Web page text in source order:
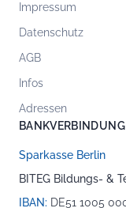
Impressum
Datenschutz
AGB
Infos
Adressen
BANKVERBINDUNG
Sparkasse Berlin
BITEG Bildungs- &
IBAN: DE51 1005